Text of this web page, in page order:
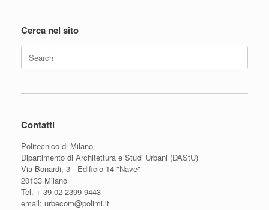
Cerca nel sito
Search
for:
Contatti
Politecnico di Milano
Dipartimento di Architettura e Studi Urbani (DAStU)
Via Bonardi, 3 - Edificio 14 "Nave"
20133 Milano
Tel. + 39 02 2399 9443
email: urbecom@polimi.it